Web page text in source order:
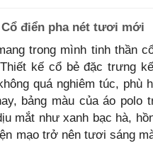
điển pha nét tươi mới
trong mình tinh thần
kế cổ bẻ đặc trưng
quá nghiêm túc, phù
bảng màu của áo
mắt như xanh bạc hà,
mạo trở nên tươi sáng